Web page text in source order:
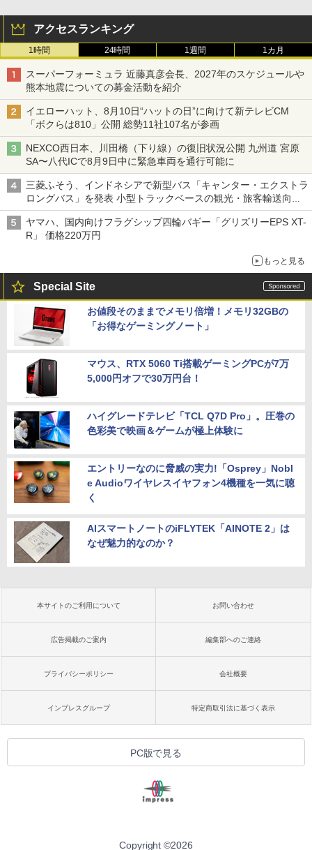
アクセスランキング
1時間 24時間 1週間 1カ月
スーパーフォーミュラ 近藤真彦会長、2027年のスケジュールや
熊本地震についての募金活動を紹介
イエローハット、8月10日“ハットの日”に向けて新テレビCM
「ボクらは810」公開 総勢11社107名が参画
NEXCO西日本、川田橋（下り線）の復旧状況公開 九州道 宮原
SA〜八代ICで8月9日中に緊急車両を通行可能に
三菱ふそう、インドネシアで新型バス「キャンター・エクストラ
ロングバス」を発表 小型トラックベースの観光・旅客輸送向け
バス
ヤマハ、国内向けフラグシップ四輪バギー「グリズリーEPS XT-
R」 価格220万円
もっと見る
Special Site
お値段そのままでメモリ倍増！メモリ32GBの
「お得なゲーミングノート」
マウス、RTX 5060 Ti搭載ゲーミングPCが7万
5,000円オフで30万円台！
ハイグレードテレビ「TCL Q7D Pro」。圧巻の
色彩美で映画＆ゲームが極上体験に
エントリーなのに脅威の実力!「Osprey」Nobl
e Audioワイヤレスイヤフォン4機種を一気に聴
く
AIスマートノートのiFLYTEK「AINOTE 2」は
なぜ魅力的なのか？
本サイトのご利用について お問い合わせ
広告掲載のご案内 編集部へのご連絡
プライバシーポリシー 会社概要
インプレスグループ 特定商取引法に基づく表示
PC版で見る
Copyright ©2026